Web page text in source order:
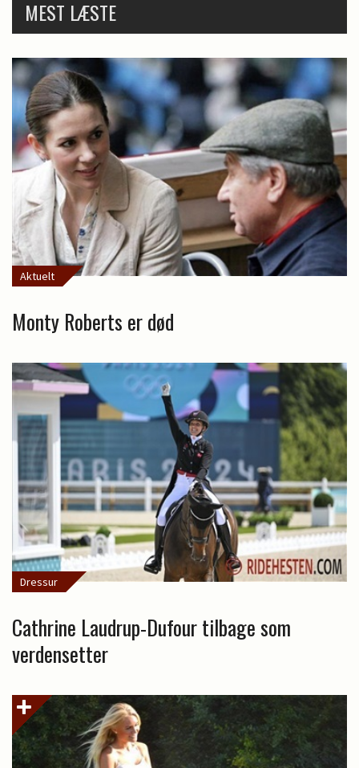
MEST LÆSTE
Aktuelt
Monty Roberts er død
Dressur
Cathrine Laudrup-Dufour tilbage som
verdensetter